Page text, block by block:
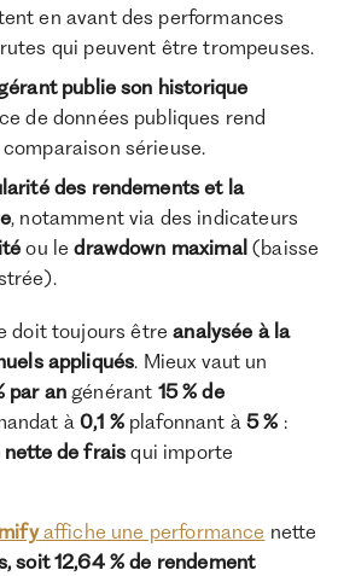
en avant des performances
qui peuvent être trompeuses.
publie son historique
de données publiques rend
sérieuse.
des rendements et la
, notamment via des indicateurs
ou ledrawdown maximal(baisse
doit toujours êtreanalysée à la
appliqués. Mieux vaut un
par an générant 15 % de
à 0,1 %plafonnant à5 % :
de frais qui importe
affiche une performance nette
soit 12,64 % de rendement